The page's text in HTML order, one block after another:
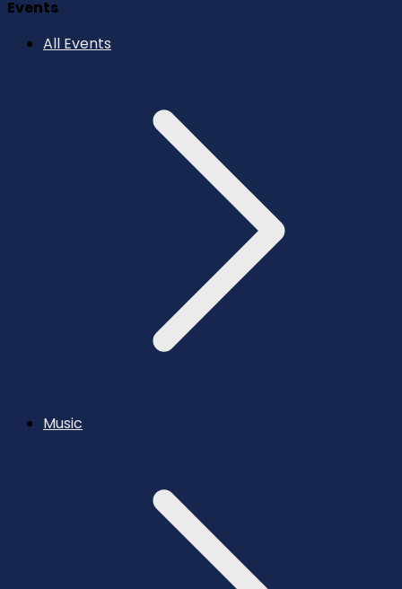
Events
All Events
Music